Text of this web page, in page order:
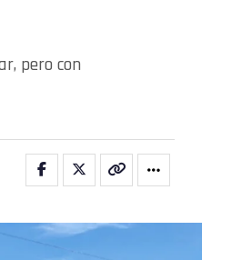
pero con